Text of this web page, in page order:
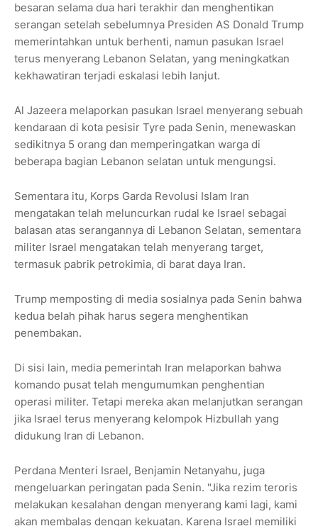
besaran selama dua hari terakhir dan menghentikan
serangan setelah sebelumnya Presiden AS Donald Trump
memerintahkan untuk berhenti, namun pasukan Israel
terus menyerang Lebanon Selatan, yang meningkatkan
kekhawatiran terjadi eskalasi lebih lanjut.
Al Jazeera melaporkan pasukan Israel menyerang sebuah
kendaraan di kota pesisir Tyre pada Senin, menewaskan
sedikitnya 5 orang dan memperingatkan warga di
beberapa bagian Lebanon selatan untuk mengungsi.
Sementara itu, Korps Garda Revolusi Islam Iran
mengatakan telah meluncurkan rudal ke Israel sebagai
balasan atas serangannya di Lebanon Selatan, sementara
militer Israel mengatakan telah menyerang target,
termasuk pabrik petrokimia, di barat daya Iran.
Trump memposting di media sosialnya pada Senin bahwa
kedua belah pihak harus segera menghentikan
penembakan.
Di sisi lain, media pemerintah Iran melaporkan bahwa
komando pusat telah mengumumkan penghentian
operasi militer. Tetapi mereka akan melanjutkan serangan
jika Israel terus menyerang kelompok Hizbullah yang
didukung Iran di Lebanon.
Perdana Menteri Israel, Benjamin Netanyahu, juga
mengeluarkan peringatan pada Senin. "Jika rezim teroris
melakukan kesalahan dengan menyerang kami lagi, kami
akan membalas dengan kekuatan. Karena Israel memiliki